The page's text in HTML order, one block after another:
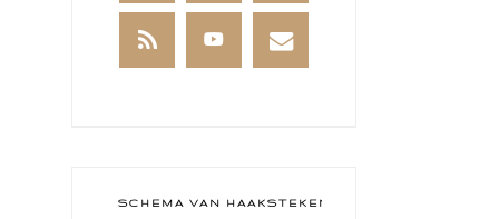
BREIEN
CAMEO 4
SCHEMA VAN HAAKSTEKEN